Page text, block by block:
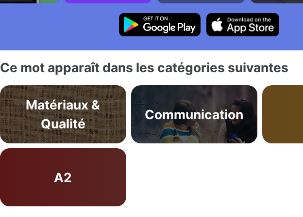
Ce mot apparaît dans les catégories suivantes
Matériaux &
Qualité
Communication
A2